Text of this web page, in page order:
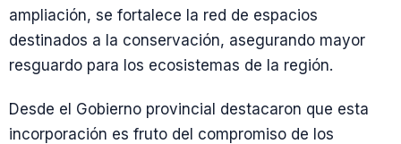
ampliación, se fortalece la red de espacios
destinados a la conservación, asegurando mayor
resguardo para los ecosistemas de la región.
Desde el Gobierno provincial destacaron que esta
incorporación es fruto del compromiso de los